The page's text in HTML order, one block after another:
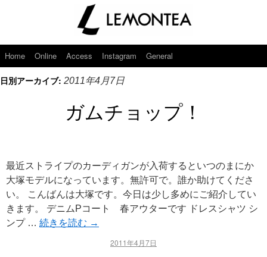
Home Online Access Instagram General
日別アーカイブ: 2011年4月7日
ガムチョップ！
最近ストライプのカーディガンが入荷するといつのまにか
大塚モデルになっています。無許可で。誰か助けてくださ
い。 こんばんは大塚です。今日は少し多めにご紹介してい
きます。 デニムPコート 春アウターです ドレスシャツ シ
ンプ … 続きを読む →
2011年4月7日